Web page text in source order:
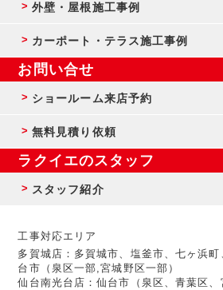
外壁・屋根施工事例
カーポート・テラス施工事例
お問い合せ
ショールーム来店予約
無料見積り依頼
ラクイエのスタッフ
スタッフ紹介
工事対応エリア
多賀城店：多賀城市、塩釜市、七ヶ浜
台市（泉区一部,宮城野区一部）
仙台南光台店：仙台市（泉区、青葉区、